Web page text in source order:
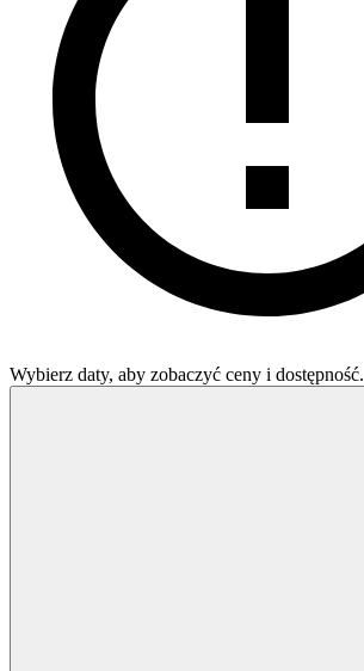
Wybierz daty, aby zobaczyć ceny i dostępność.